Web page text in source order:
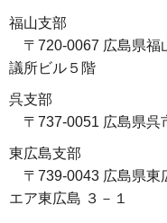
福山支部
〒720-0067 広島県福
議所ビル５階
呉支部
〒737-0051 広島県呉
東広島支部
〒739-0043 広島県東
エア東広島 ３－１